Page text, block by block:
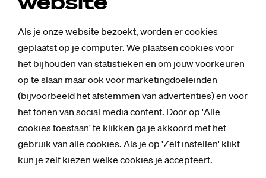
Als je onze website bezoekt, worden er cookies
geplaatst op je computer. We plaatsen cookies voor
het bijhouden van statistieken en om jouw voorkeuren
op te slaan maar ook voor marketingdoeleinden
(bijvoorbeeld het afstemmen van advertenties) en voor
het tonen van social media content. Door op 'Alle
cookies toestaan' te klikken ga je akkoord met het
gebruik van alle cookies. Als je op 'Zelf instellen' klikt
kun je zelf kiezen welke cookies je accepteert.
Achtergrond